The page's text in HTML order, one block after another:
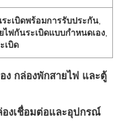
ะเบิดพร้อมการรับประกัน
ไฟกันระเบิดแบบกำหนดเอง
เบิด
ง กล่องพักสายไฟ และตู้
งเชื่อมต่อและอุปกรณ์